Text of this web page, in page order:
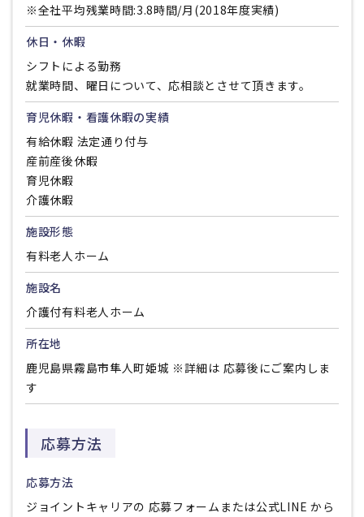
※全社平均残業時間:3.8時間/月(2018年度実績)
休日・休暇
シフトによる勤務
就業時間、曜日について、応相談とさせて頂きます。
育児休暇・看護休暇の実績
有給休暇 法定通り付与
産前産後休暇
育児休暇
介護休暇
施設形態
有料老人ホーム
施設名
介護付有料老人ホーム
所在地
鹿児島県霧島市隼人町姫城 ※詳細は 応募後にご案内しま
す
応募方法
応募方法
ジョイントキャリアの 応募フォームまたは公式LINE から